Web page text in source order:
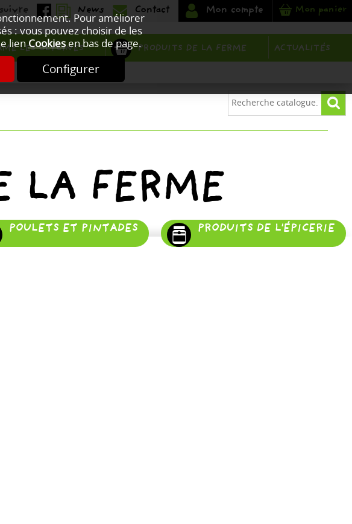
Pour améliorer
: vous pouvez choisir de les
lienCookiesen bas de page.
Configurer
Mon panier
LES GLYCINES PRODUITS DE LA FERME ACTUALITÉS
LA FERME
POULETS ET PINTADES PRODUITS DE L'ÉPICERIE